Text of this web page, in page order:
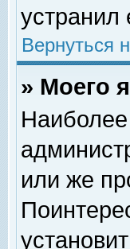
устранил
Вернуться
» Моего
Наиболее
или же